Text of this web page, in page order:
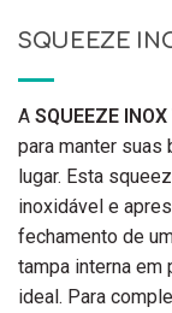
SQUEEZE
A SQUEEZE
para manter suas
lugar. Esta
inoxidável e
fechamento de
tampa interna
ideal. Para